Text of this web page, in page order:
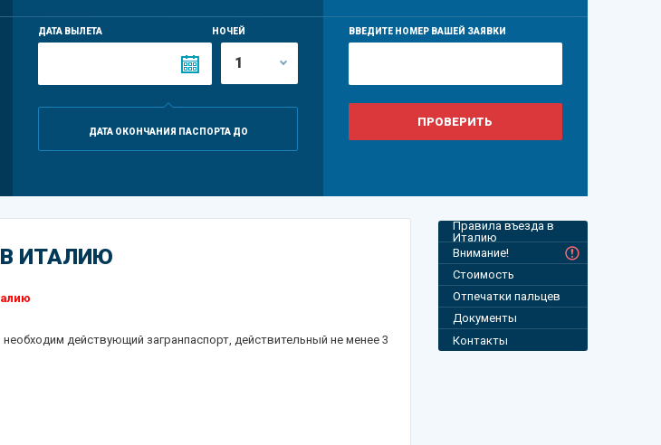
ДАТА ВЫЛЕТА НОЧЕЙ
ДАТА ОКОНЧАНИЯ ПАСПОРТА ДО
ВВЕДИТЕ НОМЕР ВАШЕЙ ЗАЯВКИ
ИТАЛИЮ
действующий загранпаспорт, действительный не менее 3
Правила въезда в
Италию
Внимание!
Стоимость
Отпечатки пальцев
Документы
Контакты